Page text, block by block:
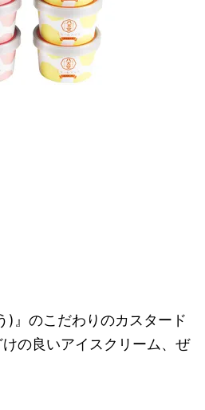
)』のこだわりのカスタード
の良いアイスクリーム、ぜ